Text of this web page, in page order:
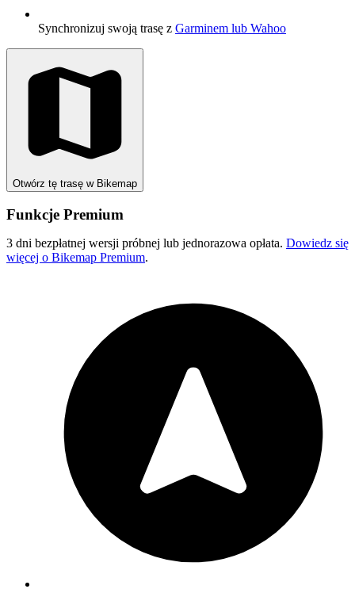
Synchronizuj swoją trasę z Garminem lub Wahoo
Otwórz tę trasę w Bikemap
Funkcje Premium
3 dni bezpłatnej wersji próbnej lub jednorazowa opłata. Dowiedz się
więcej o Bikemap Premium.